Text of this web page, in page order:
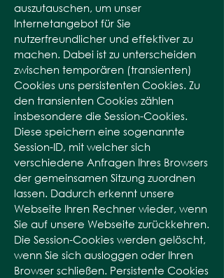
auszutauschen, um unser
Internetangebot für Sie
nutzerfreundlicher und effektiver zu
machen. Dabei ist zu unterscheiden
zwischen temporären (transienten)
Cookies uns persistenten Cookies. Zu
den transienten Cookies zählen
insbesondere die Session-Cookies.
Diese speichern eine sogenannte
Session-ID, mit welcher sich
verschiedene Anfragen Ihres Browsers
der gemeinsamen Sitzung zuordnen
lassen. Dadurch erkennt unsere
Webseite Ihren Rechner wieder, wenn
Sie auf unsere Webseite zurückkehren.
Die Session-Cookies werden gelöscht,
wenn Sie sich ausloggen oder Ihren
Browser schließen. Persistente Cookies